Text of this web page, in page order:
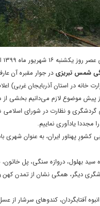
شمس تبریزی در جوار مقبره آن
در استان آذربایجان غربی)
پیش موضوع لازم می‌دانیم بخشی
و نظارت در شورای
یادآوری نماییم.
پهناور ایران، به عنوان شهری
سید بهلول، دروازه سنگی، پل
دیگر، همگی نشان از تمدن
آفتابگردان، کندوهای سرشار از